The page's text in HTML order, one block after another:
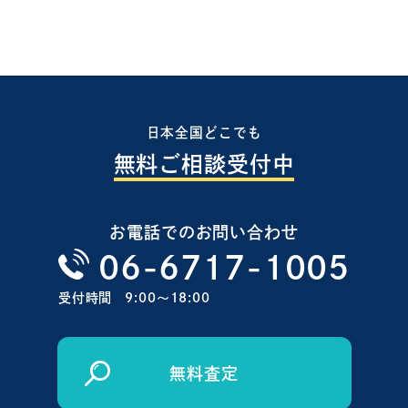
日本全国どこでも
無料ご相談受付中
お電話でのお問い合わせ
06-6717-1005
受付時間 9:00〜18:00
無料査定